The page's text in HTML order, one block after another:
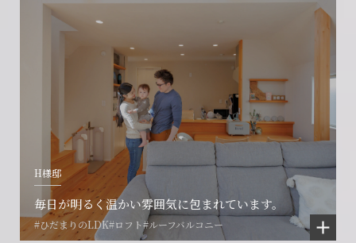
H様邸
毎日が明るく温かい雰囲気に包まれています。
#ひだまりのLDK#ロフト#ルーフバルコニー
会社に関することや物件についての
ご相談はこちら
フォームからのお問い合わせ
賃貸物件入居者様の
お困りごとのご相談はこちら
解約のお申し込み
土地の活用・賃貸経営に関する
ご相談はこちら
フォームからのお問い合わせ